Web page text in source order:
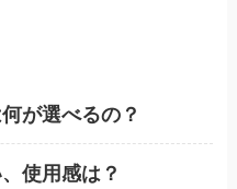
が選べるの？
使用感は？